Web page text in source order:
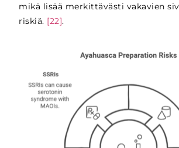
mikä lisää merkittävästi vakavien
riskiä. [22].